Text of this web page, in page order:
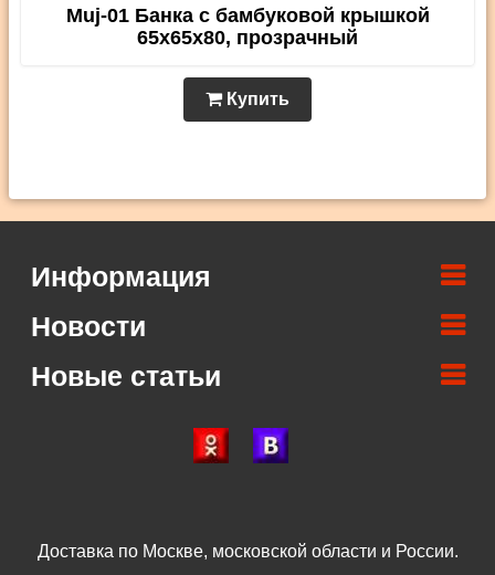
Muj-01 Банка с бамбуковой крышкой
65х65х80, прозрачный
Купить
Информация
Новости
Новые статьи
Доставка по Москве, московской области и России.